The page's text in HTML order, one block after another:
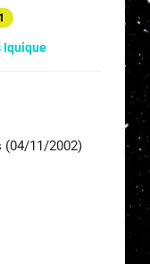
Iquique
(04/11/2002)